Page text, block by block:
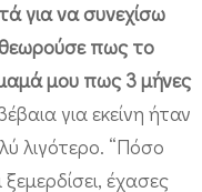
για να συνεχίσω
πως το
μου πως 3 μήνες
για εκείνη ήταν
λιγότερο. “Πόσο
έχασες